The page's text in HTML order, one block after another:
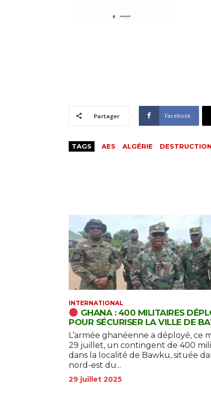
Partager Facebook
TAGS AES ALGÉRIE DESTRUCTION
INTERNATIONAL
GHANA : 400 MILITAIRES
POUR SÉCURISER LA VILLE DE
L’armée ghanéenne a déployé, ce
29 juillet, un contingent de 400
dans la localité de Bawku, située
nord-est du...
29 juillet 2025